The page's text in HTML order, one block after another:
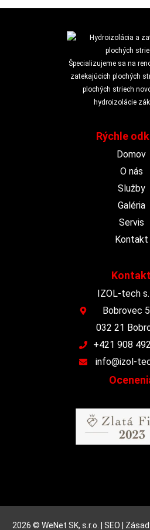
Špecializujeme sa na
zatekajúcich plochých
plochých striech
hydroizolácie
Rýchle
Domov
O nás
Služby
Galéria
Servis
Kontakt
Kontakt
IZOL-tech s.
Bobrovec
032 21
+421 908
info@izol-
2026 © WeNet SK, s.r.o. | SEO